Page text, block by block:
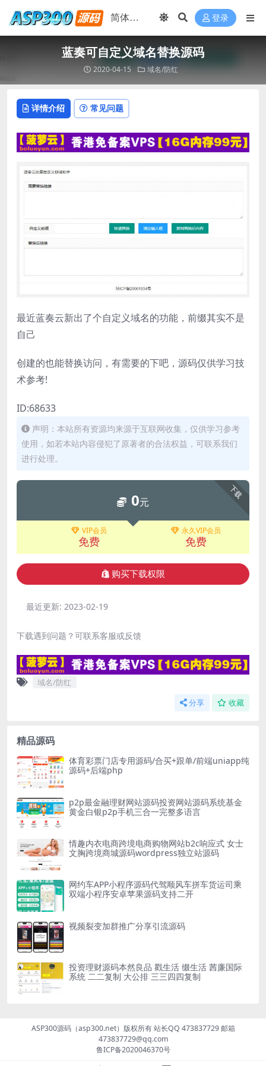
登录
蓝奏可自定义域名替换源码
2020-04-15 域名/防红
详情介绍 常见问题
最近蓝奏云新出了个自定义域名的功能，前缀其实不是
自己
创建的也能替换访问，有需要的下吧，源码仅供学习技
术参考!
ID:68633
声明：本站所有资源均来源于互联网收集，仅供学习参考
使用，如若本站内容侵犯了原著者的合法权益，可联系我们
进行处理。
下载
0元
VIP会员
免费
永久VIP会员
免费
购买下载权限
最近更新: 2023-02-19
下载遇到问题？可联系客服或反馈
域名/防红
分享 收藏
精品源码
体育彩票门店专用源码/合买+跟单/前端uniapp纯
源码+后端php
p2p最金融理财网站源码投资网站源码系统基金
黄金白银p2p手机三合一完整多语言
情趣内衣电商跨境电商购物网站b2c响应式 女士
文胸跨境商城源码wordpress独立站源码
网约车APP小程序源码代驾顺风车拼车货运司乘
双端小程序安卓苹果源码支持二开
视频裂变加群推广分享引流源码
投资理财源码本然良品 戳生活 缀生活 茜廉国际
系统 二二复制 大公排 三三四四复制
ASP300源码（asp300.net）版权所有 站长QQ 473837729 邮箱
473837729@qq.com
鲁ICP备2020046370号